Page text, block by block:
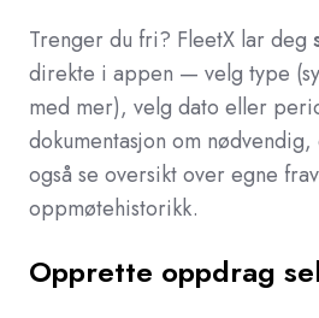
Trenger du fri? FleetX lar deg
direkte i appen — velg type
med mer), velg dato eller
dokumentasjon om
også se oversikt over egne
oppmøtehistorikk.
Opprette oppdrag